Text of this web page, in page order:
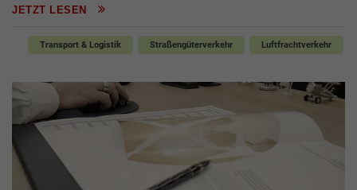
JETZT LESEN
Transport & Logistik Straßengüterverkehr Luftfrachtverkehr